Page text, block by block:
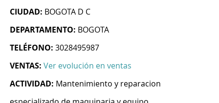
CIUDAD: BOGOTA D C
DEPARTAMENTO: BOGOTA
TELÉFONO: 3028495987
VENTAS: Ver evolución en ventas
ACTIVIDAD: Mantenimiento y reparacion